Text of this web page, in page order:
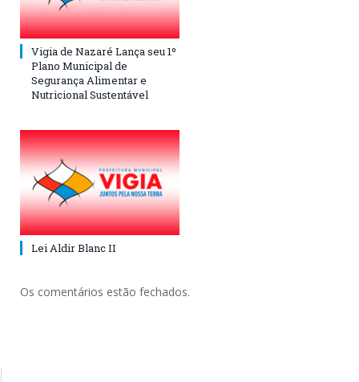
Vigia de Nazaré Lança seu 1º
Plano Municipal de
Segurança Alimentar e
Nutricional Sustentável
Lei Aldir Blanc II
Os comentários estão fechados.